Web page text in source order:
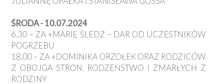
ŚRODA - 10.07.2024
6.30 – ZA +MARIĘ ŚLEDŹ – DAR OD UCZESTNIKÓW
POGRZEBU
18.00 – ZA +DOMINIKA ORZOŁEK ORAZ RODZICÓW
Z OBOJGA STRON, RODZEŃSTWO I ZMARŁYCH Z
RODZINY